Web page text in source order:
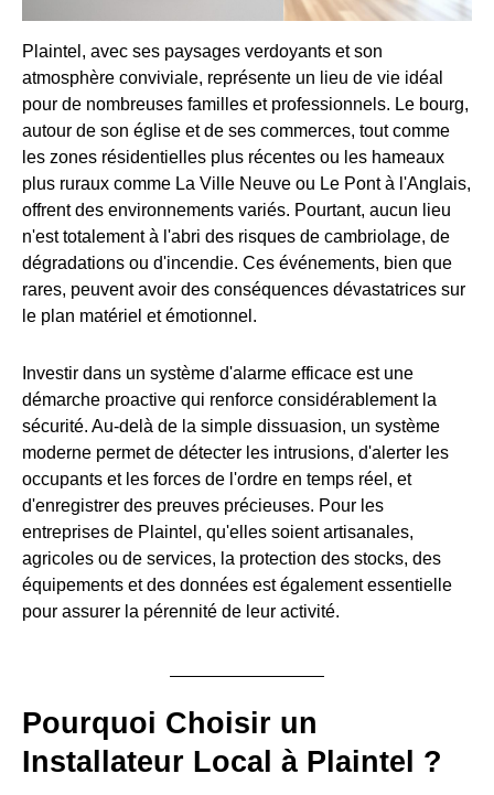
Plaintel, avec ses paysages verdoyants et son
atmosphère conviviale, représente un lieu de vie idéal
pour de nombreuses familles et professionnels. Le bourg,
autour de son église et de ses commerces, tout comme
les zones résidentielles plus récentes ou les hameaux
plus ruraux comme La Ville Neuve ou Le Pont à l'Anglais,
offrent des environnements variés. Pourtant, aucun lieu
n'est totalement à l'abri des risques de cambriolage, de
dégradations ou d'incendie. Ces événements, bien que
rares, peuvent avoir des conséquences dévastatrices sur
le plan matériel et émotionnel.
Investir dans un système d'alarme efficace est une
démarche proactive qui renforce considérablement la
sécurité. Au-delà de la simple dissuasion, un système
moderne permet de détecter les intrusions, d'alerter les
occupants et les forces de l'ordre en temps réel, et
d'enregistrer des preuves précieuses. Pour les
entreprises de Plaintel, qu'elles soient artisanales,
agricoles ou de services, la protection des stocks, des
équipements et des données est également essentielle
pour assurer la pérennité de leur activité.
Pourquoi Choisir un
Installateur Local à Plaintel ?